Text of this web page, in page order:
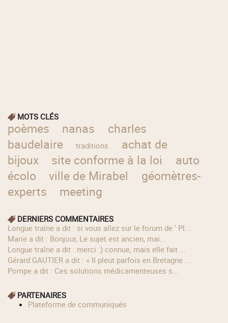
MOTS CLÉS
poèmes nanas
charles
baudelaire
traditions
achat de
bijoux
site conforme à la loi
auto
écolo
ville de Mirabel
géomètres-
experts
meeting
DERNIERS COMMENTAIRES
longue traîne a dit : si vous allez sur le forum de ' Pl...
Marie a dit : Bonjour, Le sujet est ancien, mai...
longue traîne a dit : merci :) connue, mais elle fait ...
Gérard GAUTIER a dit : « Il pleut parfois en Bretagne ...
Pompe a dit : Ces solutions médicamenteuses s...
PARTENAIRES
Plateforme de communiqués